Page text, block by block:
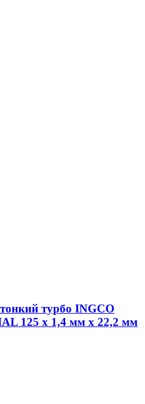
турбо INGCO
125 х 1,4 мм x 22,2 мм